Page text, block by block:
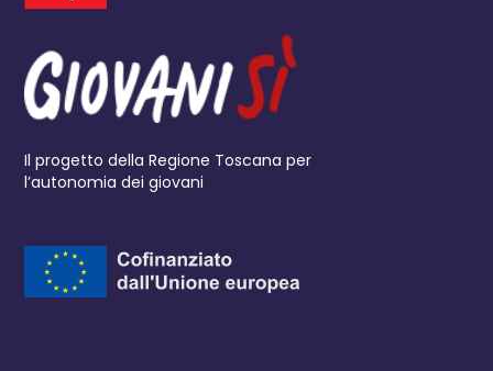
Il progetto della Regione Toscana per
l’autonomia dei giovani